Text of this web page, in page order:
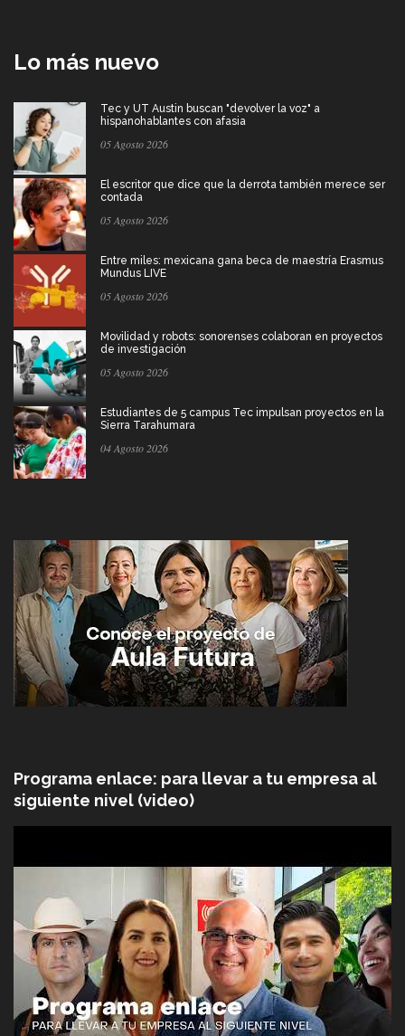
Lo más nuevo
Tec y UT Austin buscan "devolver la voz" a
hispanohablantes con afasia
05 Agosto 2026
El escritor que dice que la derrota también merece ser
contada
05 Agosto 2026
Entre miles: mexicana gana beca de maestría Erasmus
Mundus LIVE
05 Agosto 2026
Movilidad y robots: sonorenses colaboran en proyectos
de investigación
05 Agosto 2026
Estudiantes de 5 campus Tec impulsan proyectos en la
Sierra Tarahumara
04 Agosto 2026
Programa enlace: para llevar a tu empresa al
siguiente nivel (video)